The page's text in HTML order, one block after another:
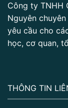
Công ty TNHH
Nguyên
yêu cầu cho
học, cơ quan,
THÔNG TIN